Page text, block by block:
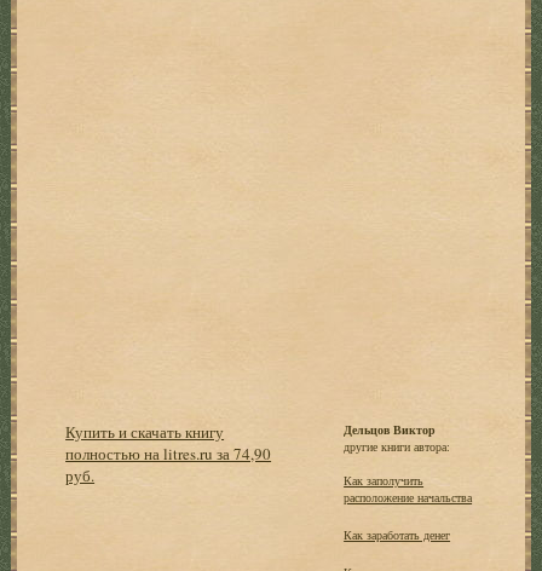
Купить и скачать книгу
полностью на litres.ru за 74,90
руб.
Дельцов Виктор
другие книги автора:
Как заполучить
расположение начальства
Как заработать денег